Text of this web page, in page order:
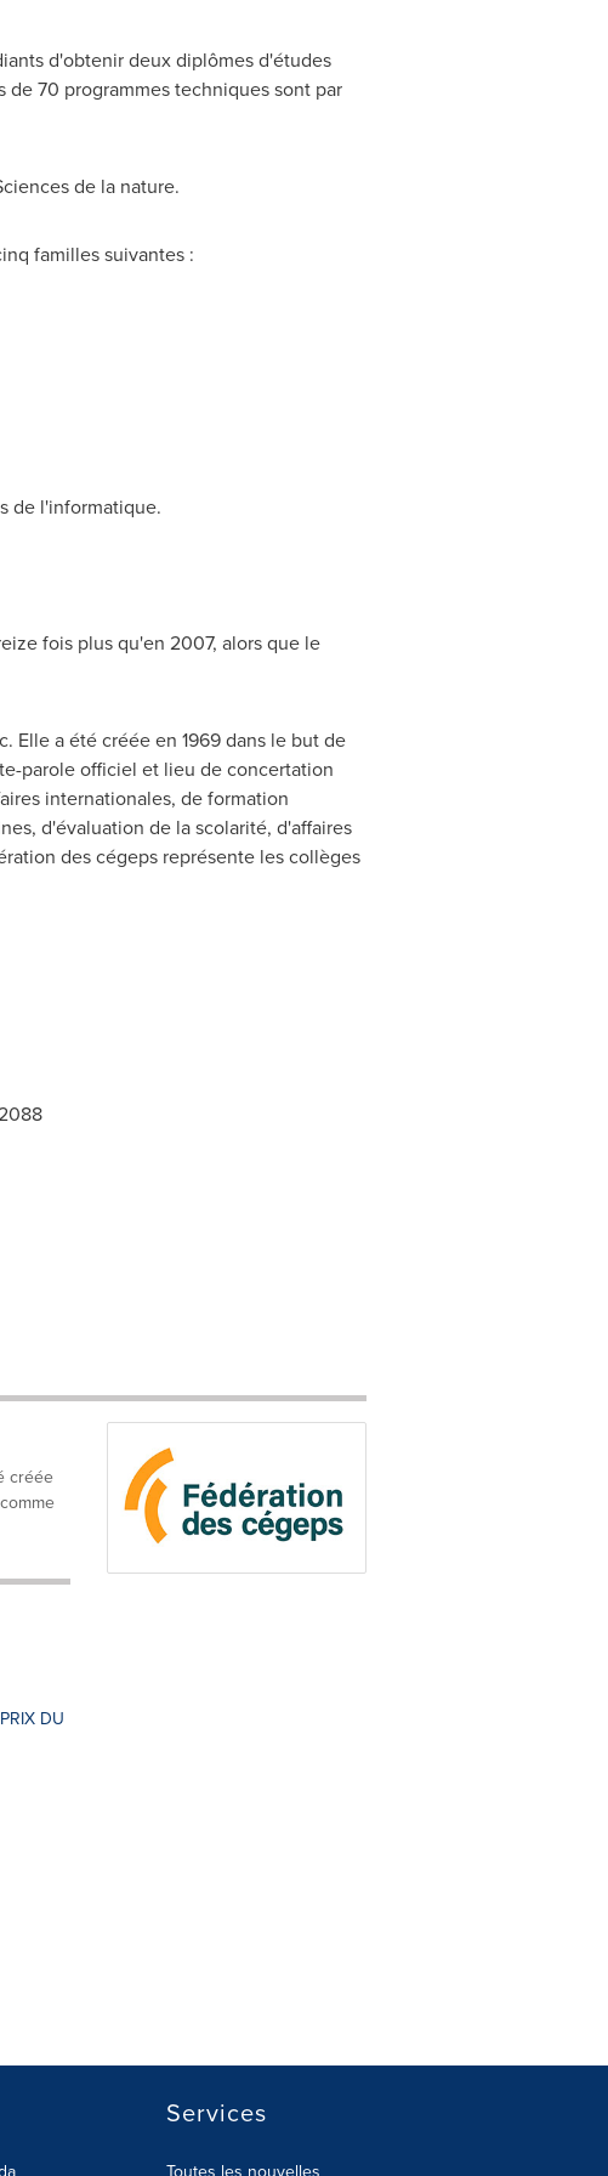
d'obtenir deux diplômes d'études
70 programmes techniques sont par
de la nature.
familles suivantes :
de l'informatique.
fois plus qu'en 2007, alors que le
Elle a été créée en 1969 dans le but de
parole officiel et lieu de concertation
internationales, de formation
d'évaluation de la scolarité, d'affaires
des cégeps représente les collèges
créée
DU
Services